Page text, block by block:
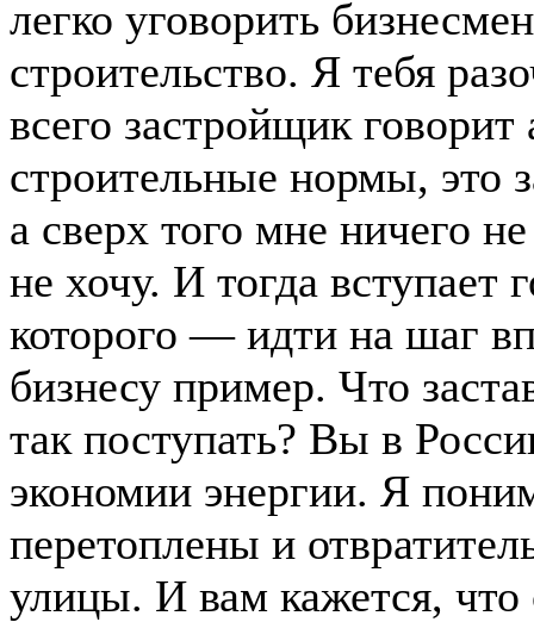
легко уговорить
строительство. Я тебя
всего застройщик говорит
строительные нормы, это
а сверх того мне ничего
не хочу. И тогда вступает
которого — идти на шаг
бизнесу пример. Что
так поступать? Вы в
экономии энергии. Я
перетоплены и
улицы. И вам кажется,